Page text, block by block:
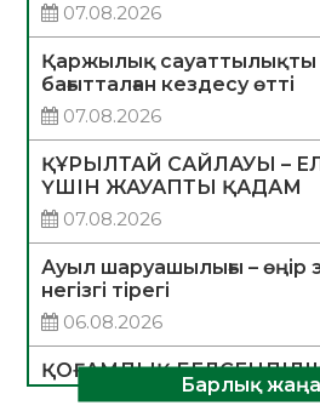
07.08.2026
Қаржылық сауаттылықты
бағытталған кездесу өтті
07.08.2026
ҚҰРЫЛТАЙ САЙЛАУЫ –
ҮШІН ЖАУАПТЫ ҚАДАМ
07.08.2026
Ауыл шаруашылығы –
негізгі тірегі
06.08.2026
ҚОҒАМДЫҚ
ДАМУЫНЫҢ НЕГІЗІ
Барлық